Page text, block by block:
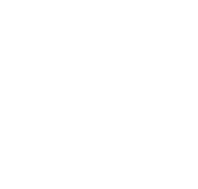
A través de